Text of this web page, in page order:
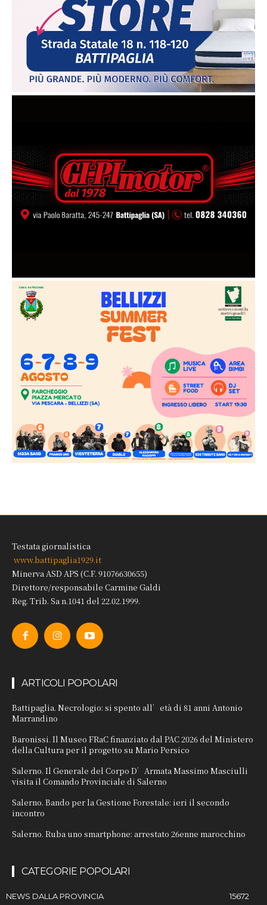
Testata giornalistica
www.battipaglia1929.it
Minerva ASD APS (C.F. 91076630655)
Direttore/responsabile Carmine Galdi
Reg. Trib. Sa n.1041 del 22.02.1999.
ARTICOLI POPOLARI
Battipaglia. Necrologio: si spento all’età di 81 anni Antonio
Marrandino
Baronissi. Il Museo FRaC finanziato dal PAC 2026 del Ministero
della Cultura per il progetto su Mario Persico
Salerno. Il Generale del Corpo D’Armata Massimo Masciulli
visita il Comando Provinciale di Salerno
Salerno. Bando per la Gestione Forestale: ieri il secondo
incontro
Salerno. Ruba uno smartphone: arrestato 26enne marocchino
CATEGORIE POPOLARI
NEWS DALLA PROVINCIA 15672